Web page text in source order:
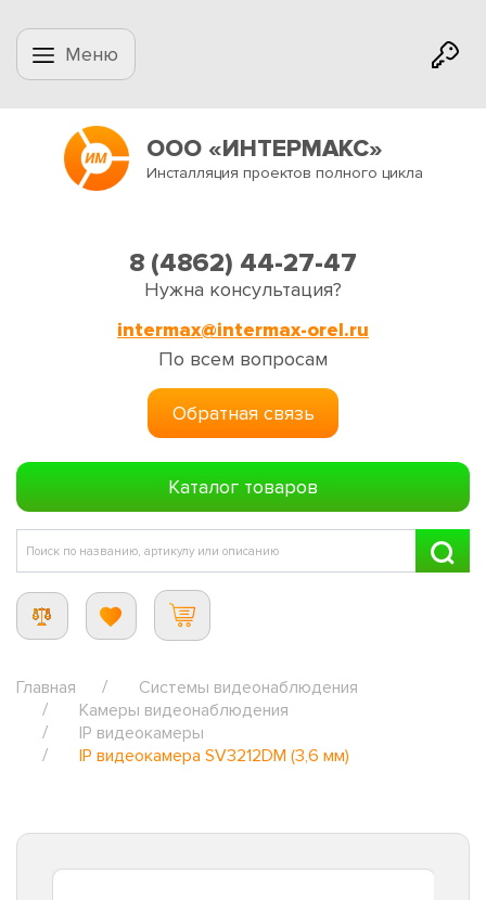
Меню
ООО «ИНТЕРМАКС»
Инсталляция проектов полного цикла
8 (4862) 44-27-47
Нужна консультация?
intermax@intermax-orel.ru
По всем вопросам
Обратная связь
Каталог товаров
Главная
Системы видеонаблюдения
Камеры видеонаблюдения
IP видеокамеры
IP видеокамера SV3212DM (3,6 мм)